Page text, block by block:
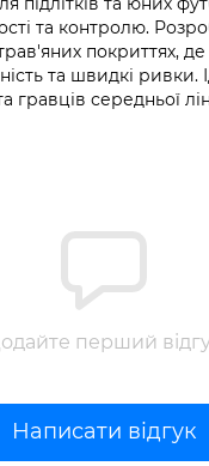
та контролю.
покриттях, де
та швидкі ривки.
гравців середньої
перший
Написати відгук